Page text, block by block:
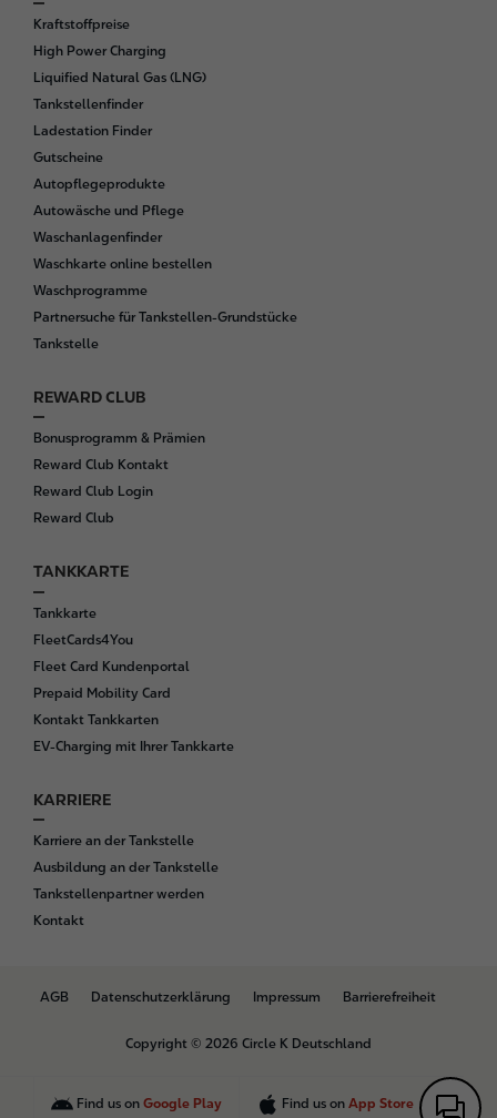
o
o
t
e
r
Kraftstoffpreise
High Power Charging
Liquified Natural Gas (LNG)
Tankstellenfinder
Ladestation Finder
Gutscheine
Autopflegeprodukte
Autowäsche und Pflege
Waschanlagenfinder
Waschkarte online bestellen
Waschprogramme
Partnersuche für Tankstellen-Grundstücke
Tankstelle
REWARD CLUB
Bonusprogramm & Prämien
Reward Club Kontakt
Reward Club Login
Reward Club
TANKKARTE
Tankkarte
FleetCards4You
Fleet Card Kundenportal
Prepaid Mobility Card
Kontakt Tankkarten
EV-Charging mit Ihrer Tankkarte
KARRIERE
Karriere an der Tankstelle
Ausbildung an der Tankstelle
Tankstellenpartner werden
Kontakt
B
AGB Datenschutzerklärung Impressum Barrierefreiheit
Copyright © 2026 Circle K Deutschland
Find us on Google Play Find us on App Store